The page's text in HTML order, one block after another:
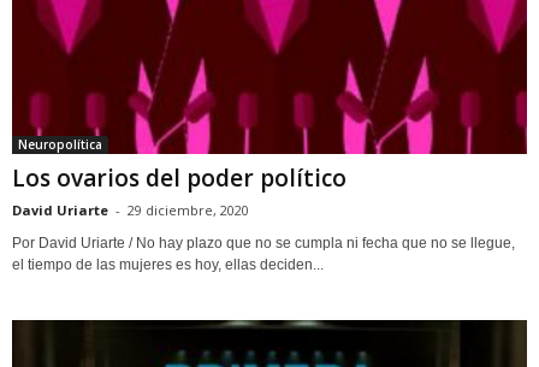
Neuropolítica
Los ovarios del poder político
David Uriarte - 29 diciembre, 2020
Por David Uriarte / No hay plazo que no se cumpla ni fecha que no se llegue,
el tiempo de las mujeres es hoy, ellas deciden...